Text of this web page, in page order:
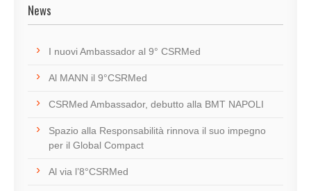
News
I nuovi Ambassador al 9° CSRMed
Al MANN il 9°CSRMed
CSRMed Ambassador, debutto alla BMT NAPOLI
Spazio alla Responsabilità rinnova il suo impegno
per il Global Compact
Al via l’8°CSRMed